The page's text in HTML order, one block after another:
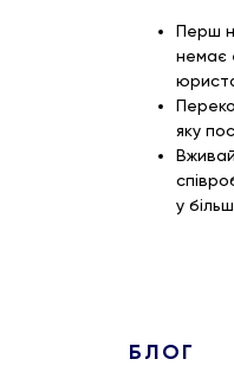
Перш
немає
яку
у
БЛОГ